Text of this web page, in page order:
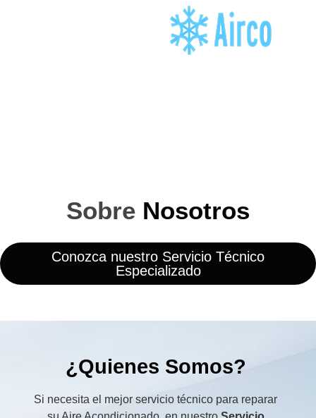
Sobre Nosotros
Conozca nuestro Servicio Técnico
Especializado
¿Quienes Somos?
Si necesita el mejor servicio técnico para reparar